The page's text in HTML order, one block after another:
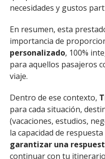
necesidades y gustos
En resumen, esta
importancia de
personalizado, 100%
para aquellos pasajeros
viaje.
Dentro de ese contexto,
para cada situación,
(vacaciones, estudios,
la capacidad de
garantizar una
continuar con tu